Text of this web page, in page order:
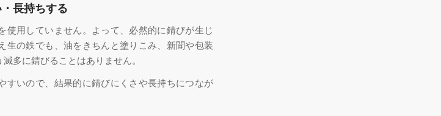
長持ちする
使用していません。よって、必然的に錆びが生じ
生の鉄でも、油をきちんと塗りこみ、新聞や包装
多に錆びることはありません。
すいので、結果的に錆びにくさや長持ちにつなが